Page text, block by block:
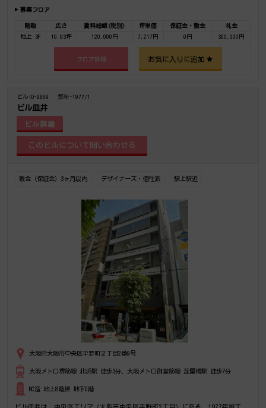
募集フロア
階数 広さ 賃料総額(税別) 坪単価 保証金・敷金
礼金
地上 3F
16.63坪 120,000円 7,217円 0円 300,000円
フロア詳細 お気に入りに追加
ビルID-9869 築年-1977/1
ビル皿井
ビル詳細
敷金（保証金）3ヶ月以内 デザイナーズ・個性派 駅上駅近
大阪府大阪市中央区平野町２丁目2番9号
大阪メトロ堺筋線 北浜駅 徒歩3分、大阪メトロ御堂筋線 淀屋橋駅 徒歩7分
RC造 地上8階建 地下0階
ビル皿井は、中央区エリア（大阪市中央区平野町2丁目）にある、1977年竣工、